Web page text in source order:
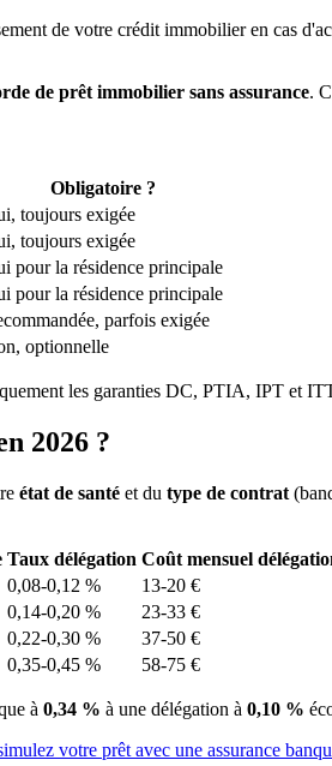
de votre crédit immobilier en cas
de prêt immobilier sans assurance.
Obligatoire ?
toujours exigée
toujours exigée
pour la résidence principale
pour la résidence principale
parfois exigée
optionnelle
les garanties DC, PTIA, IPT et
2026 ?
état de santé et du type de contrat
Taux délégation Coût mensuel
0,08-0,12 %
13-20 €
0,14-0,20 %
23-33 €
0,22-0,30 %
37-50 €
0,35-0,45 % 58-75 €
à 0,34 % à une délégation à 0,10 %
votre prêt avec une assurance